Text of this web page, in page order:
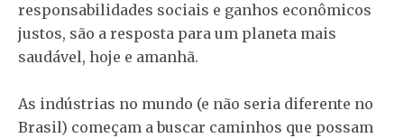
responsabilidades sociais e ganhos econômicos
justos, são a resposta para um planeta mais
saudável, hoje e amanhã.
As indústrias no mundo (e não seria diferente no
Brasil) começam a buscar caminhos que possam